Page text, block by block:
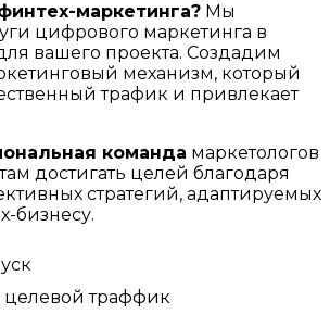
маркетинга? Мы
цифрового маркетинга в
вашего проекта. Создадим
механизм, который
трафик и привлекает
команда маркетологов
достигать целей благодаря
стратегий, адаптируемых
бизнесу.
траффик